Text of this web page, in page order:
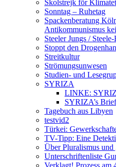
Skolstrejk för Klimatet
Sonntag – Ruhetag
Spackenberatung
Antikommunismus
Steeler Jungs /
Stoppt den
Streitkultur
Strömungsunwesen
Studien- und
SYRIZA
LINKE:
SYRIZA’s
Tagebuch aus Libyen
testvid2
Türkei:
TV-Tipp: Eine
Über Pluralismus und
Unterschriftenliste
Verklagt! Prozess am